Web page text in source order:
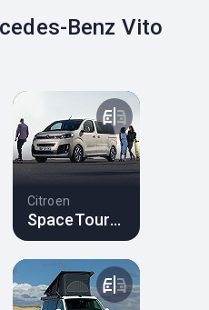
Benz Vito
Citroen
SpaceTourer